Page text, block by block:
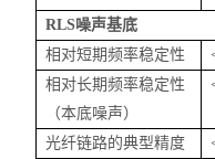
RLS噪声基底
相对短期频率稳定性
相对长期频率稳定性
（本底噪声）
光纤链路的典型精度